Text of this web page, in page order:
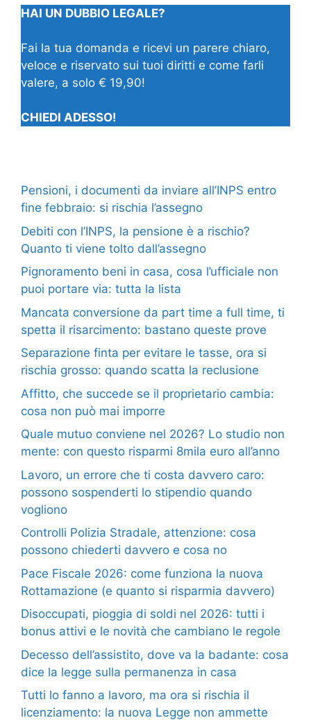
HAI UN DUBBIO LEGALE?
Fai la tua domanda e ricevi un parere chiaro,
veloce e riservato sui tuoi diritti e come farli
valere, a solo € 19,90!
CHIEDI ADESSO!
Pensioni, i documenti da inviare all’INPS entro
fine febbraio: si rischia l’assegno
Debiti con l’INPS, la pensione è a rischio?
Quanto ti viene tolto dall’assegno
Pignoramento beni in casa, cosa l’ufficiale non
puoi portare via: tutta la lista
Mancata conversione da part time a full time, ti
spetta il risarcimento: bastano queste prove
Separazione finta per evitare le tasse, ora si
rischia grosso: quando scatta la reclusione
Affitto, che succede se il proprietario cambia:
cosa non può mai imporre
Quale mutuo conviene nel 2026? Lo studio non
mente: con questo risparmi 8mila euro all’anno
Lavoro, un errore che ti costa davvero caro:
possono sospenderti lo stipendio quando
vogliono
Controlli Polizia Stradale, attenzione: cosa
possono chiederti davvero e cosa no
Pace Fiscale 2026: come funziona la nuova
Rottamazione (e quanto si risparmia davvero)
Disoccupati, pioggia di soldi nel 2026: tutti i
bonus attivi e le novità che cambiano le regole
Decesso dell’assistito, dove va la badante: cosa
dice la legge sulla permanenza in casa
Tutti lo fanno a lavoro, ma ora si rischia il
licenziamento: la nuova Legge non ammette